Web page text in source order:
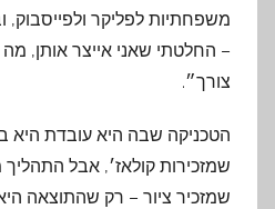
משפחתיות לפליקר ולפייסבוק,
– החלטתי שאני אייצר אותן,
צורך״.
הטכניקה שבה היא עובדת היא
שמזכירות קולאז׳, אבל
שמזכיר ציור – רק שהתוצאה